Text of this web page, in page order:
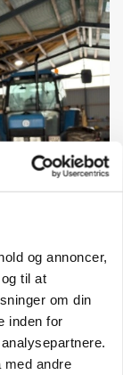
og annoncer,
til at
om din
inden for
med andre
ny